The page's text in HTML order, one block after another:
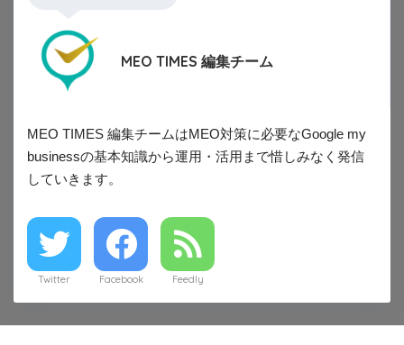
MEO TIMES 編集チーム
MEO TIMES 編集チームはMEO対策に必要なGoogle my
businessの基本知識から運用・活用まで惜しみなく発信
していきます。
Twitter Facebook Feedly